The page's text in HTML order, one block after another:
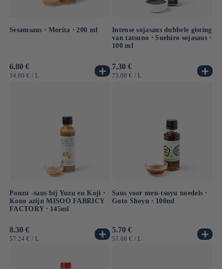
Sesamsaus ⋅ Morita ⋅ 200 ml
Normale
prijs
6.80 €
EENHEIDSPRIJS
34.00 € / PER
L
Intense sojasaus dubbele gisting
van tatsuno ⋅ Suehiro sojasaus ⋅
100 ml
Normale
prijs
7.30 €
EENHEIDSPRIJS
73.00 € / PER
L
Ponzu -saus bij Yuzu en Koji ⋅
Kono azijn MISOO FABRICY
FACTORY ⋅ 145ml
Normale
prijs
8.30 €
EENHEIDSPRIJS
57.24 € / PER
L
Saus voor men-tsuyu noedels ⋅
Goto Shoyu ⋅ 100ml
Normale
prijs
5.70 €
EENHEIDSPRIJS
57.00 € / PER
L